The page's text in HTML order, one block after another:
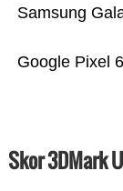
Google Pixel
Samsung
Skor